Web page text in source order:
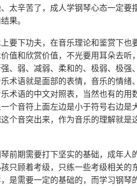
太辛苦了，成人学钢琴心态一定要
果。
要下功夫，在音乐理论和鉴赏下也
值和欣赏价值，不光要用耳朵去听
、弱、减弱、柔和的、极弱、极强
术语就是面部的表情，音乐的情绪
术语的中文对照表，当然也有的用
个音符上面左边是小于符号右边是
个音突出来，作为音乐的理解就是
前期需要打下坚实的基础，成年人
只顾着考级，只练一些考级相关的
是需要一定的基础的，而学习钢琴